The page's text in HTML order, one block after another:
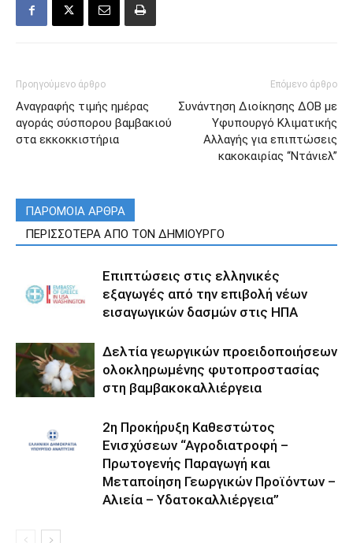
Προηγούμενο άρθρο
Αναγραφής τιμής ημέρας
αγοράς σύσπορου βαμβακιού
στα εκκοκκιστήρια
Επόμενο άρθρο
Συνάντηση Διοίκησης ΔΟΒ με
Υφυπουργό Κλιματικής
Αλλαγής για επιπτώσεις
κακοκαιρίας “Ντάνιελ”
ΠΑΡΟΜΟΙΑ ΑΡΘΡΑ
ΠΕΡΙΣΣΟΤΕΡΑ ΑΠΟ ΤΟΝ ΔΗΜΙΟΥΡΓΟ
Επιπτώσεις στις ελληνικές
εξαγωγές από την επιβολή νέων
εισαγωγικών δασμών στις ΗΠΑ
Δελτία γεωργικών προειδοποιήσεων
ολοκληρωμένης φυτοπροστασίας
στη βαμβακοκαλλιέργεια
2η Προκήρυξη Καθεστώτος
Ενισχύσεων “Αγροδιατροφή –
Πρωτογενής Παραγωγή και
Μεταποίηση Γεωργικών Προϊόντων –
Αλιεία – Υδατοκαλλιέργεια”